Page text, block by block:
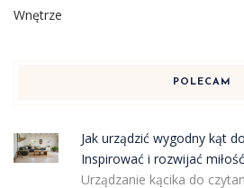
Wnętrze
POLECAM
Jak urządzić wygodny kąt
Inspirować i rozwijać
Urządzanie kącika do